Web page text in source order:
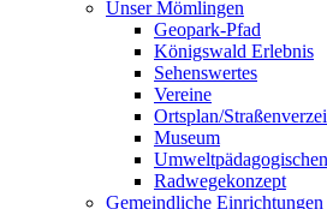
Unser Mömlingen
Geopark-Pfad
Königswald Erlebnis
Sehenswertes
Vereine
Ortsplan/
Museum
Radwegekonzept
Gemeindliche Einrichtungen